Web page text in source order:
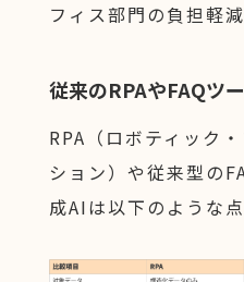
フィス部門の負担軽
従来のRPAやFAQツ
RPA（ロボティック
ション）や従来型の
成AIは以下のような